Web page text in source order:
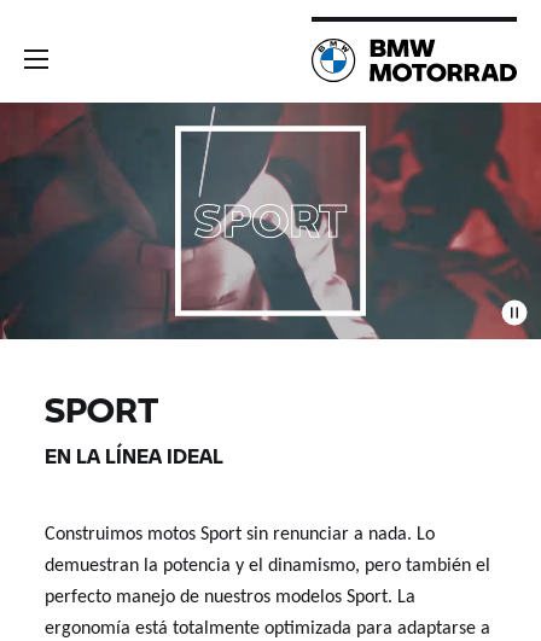
SPORT
EN LA LÍNEA IDEAL
Construimos motos Sport sin renunciar a nada. Lo
demuestran la potencia y el dinamismo, pero también el
perfecto manejo de nuestros modelos Sport. La
ergonomía está totalmente optimizada para adaptarse a